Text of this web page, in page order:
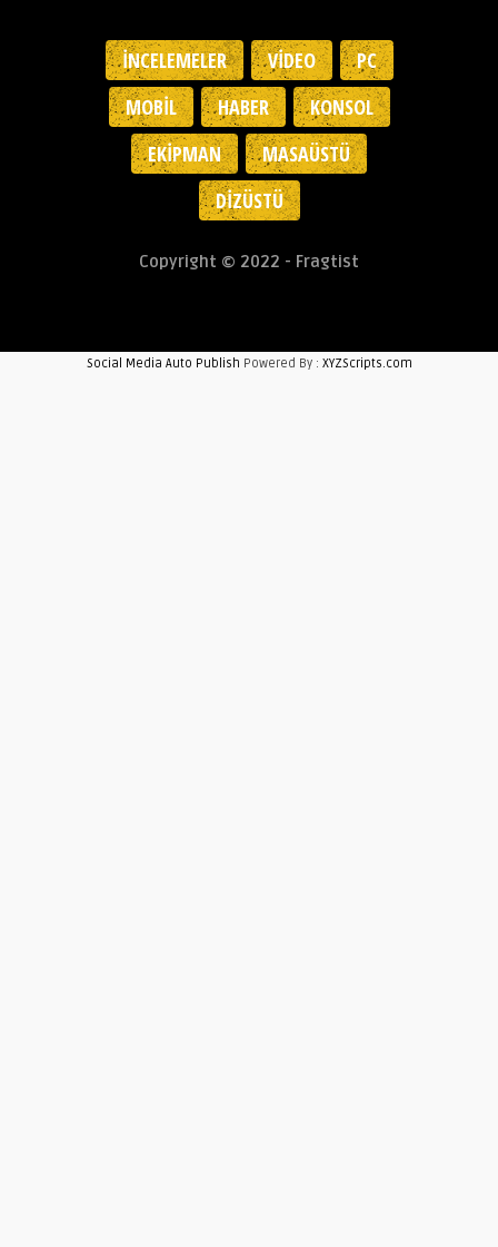
İNCELEMELER VIDEO
PC
MOBIL
HABER
KONSOL
EKIPMAN
MASAÜSTÜ
DIZÜSTÜ
Copyright © 2022 - Fragtist
Social Media Auto Publish Powered By : XYZScripts.com